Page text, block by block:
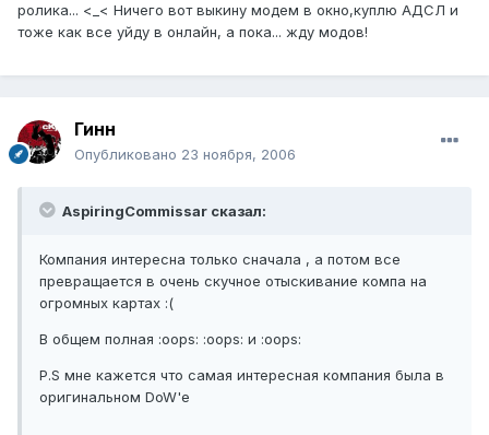
ролика... <_< Ничего вот выкину модем в окно,куплю АДСЛ и
тоже как все уйду в онлайн, а пока... жду модов!
Гинн
Опубликовано 23 ноября, 2006
AspiringCommissar сказал:
Компания интересна только сначала , а потом все
превращается в очень скучное отыскивание компа на
огромных картах :(
В общем полная :oops: :oops: и :oops:
P.S мне кажется что самая интересная компания была в
оригинальном DoW'e